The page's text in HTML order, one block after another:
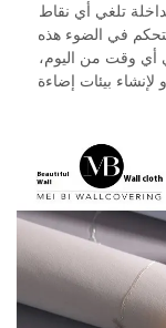
تلغي أي نقاط
في الضوء هذه
أي وقت من اليوم،
بيئات إضاءة